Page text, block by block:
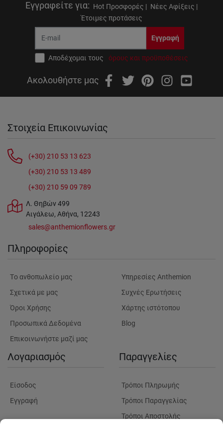
Εγγραφείτε για: Hot Προσφορές | Νέες Αφίξεις |
Έτοιμες προτάσεις
Εγγραφή
Αποδέχομαι τους όρους και προϋποθέσεις
Ακολουθήστε μας
Στοιχεία Επικοινωνίας
(+30) 210 53 13 623
(+30) 210 53 13 489
(+30) 210 59 09 789
Λ. Θηβών 499
Αιγάλεω, Αθήνα, 12243
sales@anthemionflowers.gr
Πληροφορίες
Tο ανθοπωλείο μας
Σχετικά με μας
Όροι Χρήσης
Προσωπικά Δεδομένα
Επικοινωνήστε μαζί μας
Υπηρεσίες Anthemion
Συχνές Ερωτήσεις
Χάρτης ιστότοπου
Blog
Λογαριασμός
Είσοδος
Εγγραφή
Παραγγελίες
Τρόποι Πληρωμής
Τρόποι Παραγγελίας
Τρόποι Αποστολής